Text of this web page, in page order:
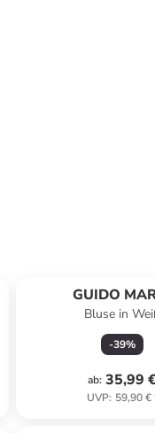
GUIDO
Bluse in
-39%
ab: 35,99
UVP: 59,90 €